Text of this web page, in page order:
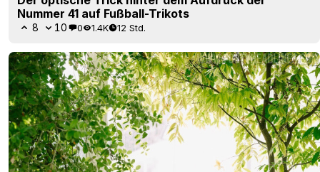
Nummer 41 auf Fußball-Trikots
8 10 0 1.4K 12 Std.